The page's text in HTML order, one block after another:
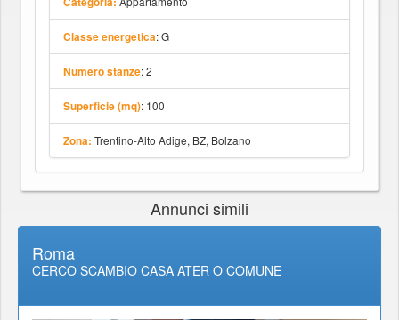
Classe energetica: G
Numero stanze: 2
Superficie (mq): 100
Zona: Trentino-Alto Adige, BZ, Bolzano
Annunci simili
Roma
CERCO SCAMBIO CASA ATER O COMUNE